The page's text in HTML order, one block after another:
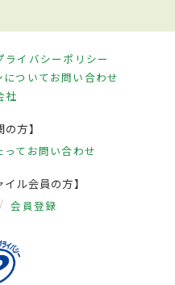
ライバシーポリシー
ついてお問い合わせ
社
の方】
て お問い合わせ
イル会員の方】
会員登録